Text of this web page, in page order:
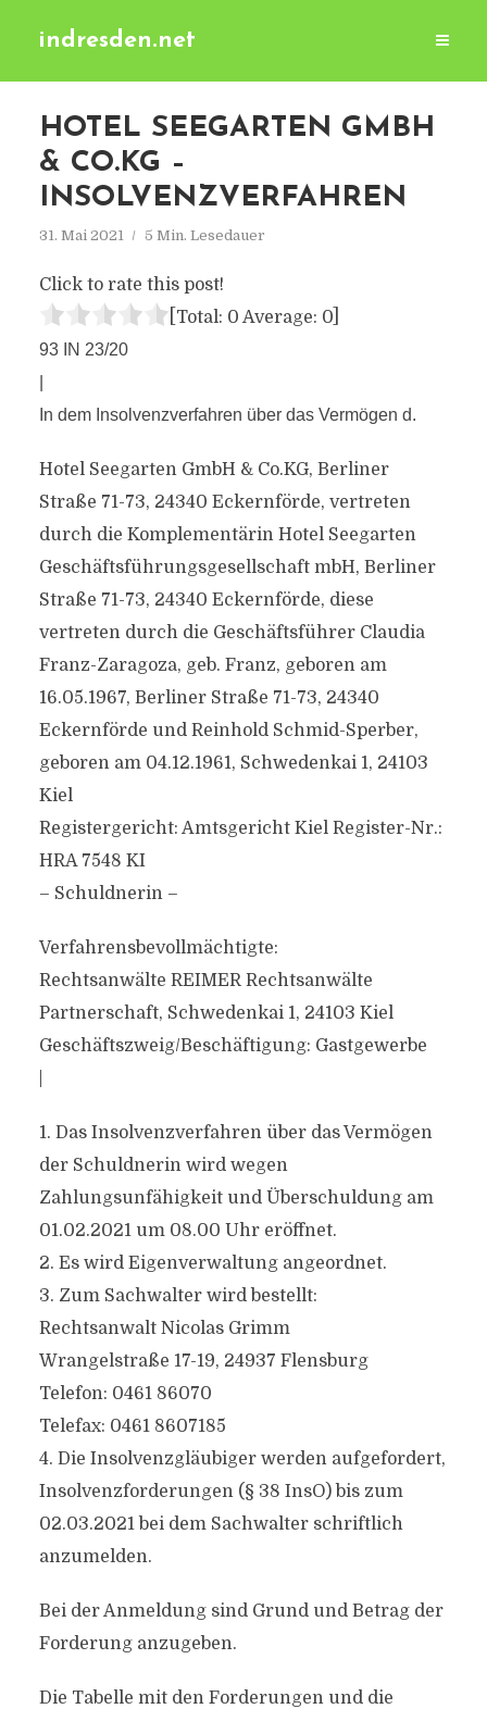
indresden.net
HOTEL SEEGARTEN GMBH
& CO.KG –
INSOLVENZVERFAHREN
31. Mai 2021 5 Min. Lesedauer
Click to rate this post!
[Total: 0 Average: 0]
93 IN 23/20
In dem Insolvenzverfahren über das Vermögen d.
Hotel Seegarten GmbH & Co.KG, Berliner
Straße 71-73, 24340 Eckernförde, vertreten
durch die Komplementärin Hotel Seegarten
Geschäftsführungsgesellschaft mbH, Berliner
Straße 71-73, 24340 Eckernförde, diese
vertreten durch die Geschäftsführer Claudia
Franz-Zaragoza, geb. Franz, geboren am
16.05.1967, Berliner Straße 71-73, 24340
Eckernförde und Reinhold Schmid-Sperber,
geboren am 04.12.1961, Schwedenkai 1, 24103
Kiel
Registergericht: Amtsgericht Kiel Register-Nr.:
HRA 7548 KI
– Schuldnerin –
Verfahrensbevollmächtigte:
Rechtsanwälte REIMER Rechtsanwälte
Partnerschaft, Schwedenkai 1, 24103 Kiel
Geschäftszweig/Beschäftigung: Gastgewerbe
1. Das Insolvenzverfahren über das Vermögen
der Schuldnerin wird wegen
Zahlungsunfähigkeit und Überschuldung am
01.02.2021 um 08.00 Uhr eröffnet.
2. Es wird Eigenverwaltung angeordnet.
3. Zum Sachwalter wird bestellt:
Rechtsanwalt Nicolas Grimm
Wrangelstraße 17-19, 24937 Flensburg
Telefon: 0461 86070
Telefax: 0461 8607185
4. Die Insolvenzgläubiger werden aufgefordert,
Insolvenzforderungen (§ 38 InsO) bis zum
02.03.2021 bei dem Sachwalter schriftlich
anzumelden.
Bei der Anmeldung sind Grund und Betrag der
Forderung anzugeben.
Die Tabelle mit den Forderungen und die